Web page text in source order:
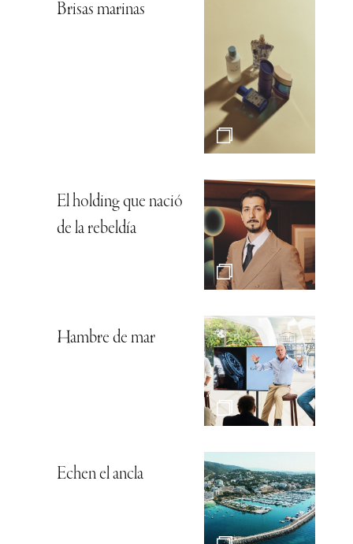
Brisas marinas
El holding que nació
de la rebeldía
Hambre de mar
Echen el ancla